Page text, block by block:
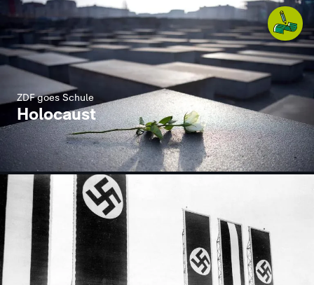
ZDF goes Schule
Holocaust